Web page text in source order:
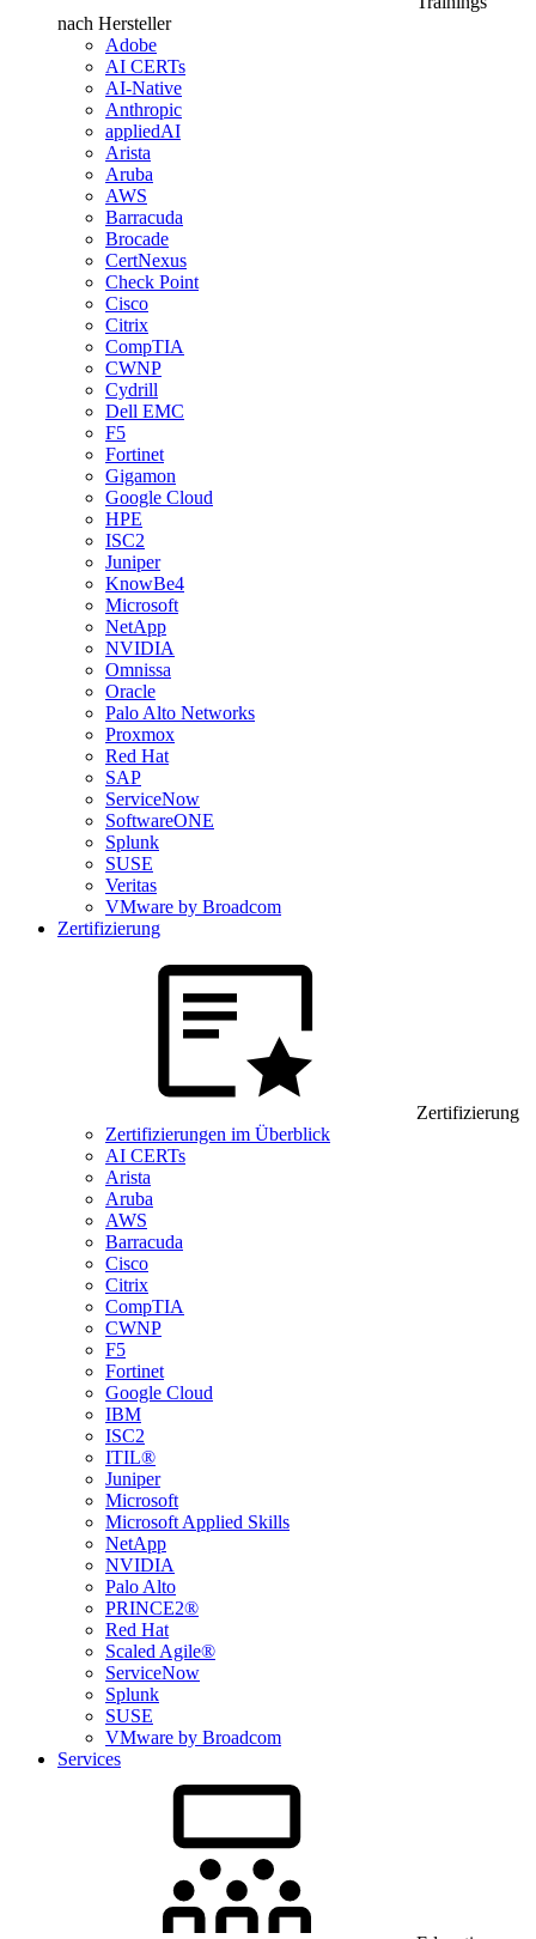
nach Hersteller
Adobe
AI CERTs
AI-Native
Anthropic
appliedAI
Arista
Aruba
AWS
Barracuda
Brocade
CertNexus
Check Point
Cisco
Citrix
CompTIA
CWNP
Cydrill
Dell EMC
F5
Fortinet
Gigamon
Google Cloud
HPE
ISC2
Juniper
KnowBe4
Microsoft
NetApp
NVIDIA
Omnissa
Oracle
Palo Alto Networks
Proxmox
Red Hat
SAP
ServiceNow
SoftwareONE
Splunk
SUSE
Veritas
VMware by Broadcom
Zertifizierung
Zertifizierung
Zertifizierungen im Überblick
AI CERTs
Arista
Aruba
AWS
Barracuda
Cisco
Citrix
CompTIA
CWNP
F5
Fortinet
Google Cloud
IBM
ISC2
ITIL®
Juniper
Microsoft
Microsoft Applied Skills
NetApp
NVIDIA
Palo Alto
PRINCE2®
Red Hat
Scaled Agile®
ServiceNow
Splunk
SUSE
VMware by Broadcom
Services